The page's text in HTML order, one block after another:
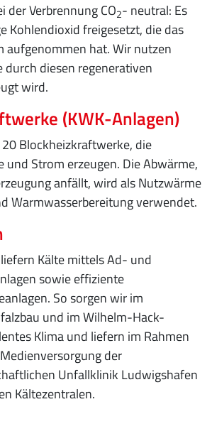
der Verbrennung CO2- neutral: Es
Kohlendioxid freigesetzt, die das
aufgenommen hat. Wir nutzen
durch diesen regenerativen
wird.
(KWK-Anlagen)
Blockheizkraftwerke, die
und Strom erzeugen. Die Abwärme,
anfällt, wird als Nutzwärme
Warmwasserbereitung verwendet.
Kälte mittels Ad- und
sowie effiziente
So sorgen wir im
und im Wilhelm-Hack-
Klima und liefern im Rahmen
der
Unfallklinik Ludwigshafen
Kältezentralen.